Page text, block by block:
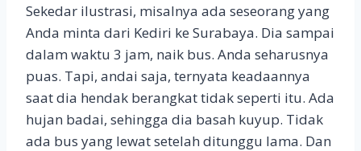
Sekedar ilustrasi, misalnya ada seseorang yang
Anda minta dari Kediri ke Surabaya. Dia sampai
dalam waktu 3 jam, naik bus. Anda seharusnya
puas. Tapi, andai saja, ternyata keadaannya
saat dia hendak berangkat tidak seperti itu. Ada
hujan badai, sehingga dia basah kuyup. Tidak
ada bus yang lewat setelah ditunggu lama. Dan